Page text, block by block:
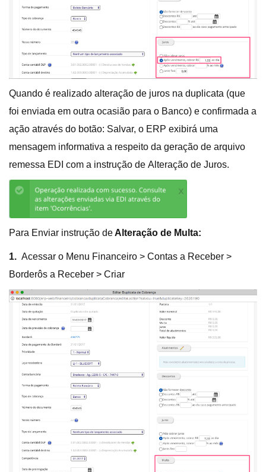
Quando é realizado alteração de juros na duplicata (que
foi enviada em outra ocasião para o Banco) e confirmada a
ação através do botão: Salvar, o ERP exibirá uma
mensagem informativa a respeito da geração de arquivo
remessa EDI com a instrução de Alteração de Juros.
Para Enviar instrução de Alteração de Multa:
1. Acessar o Menu Financeiro > Contas a Receber >
Borderôs a Receber > Criar